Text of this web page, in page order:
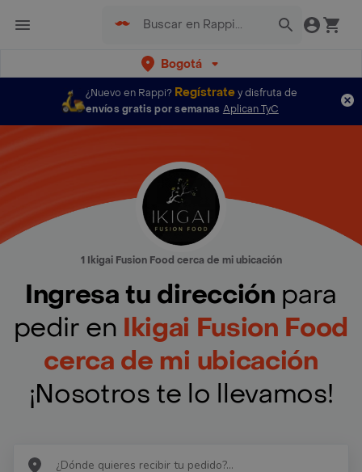
Bogotá
¿Nuevo en Rappi? Regístratey disfruta de
envíos gratis por semanas Aplican TyC
1 Ikigai Fusion Food cerca de mi ubicación
Ingresa tu dirección para
pedir en Ikigai Fusion Food
cerca de mi ubicación
¡Nosotros te lo llevamos!